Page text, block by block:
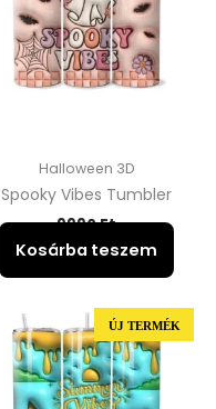
Halloween 3D
Spooky Vibes Tumbler
9990Ft
Kosárba teszem
ÚJ TERMÉK